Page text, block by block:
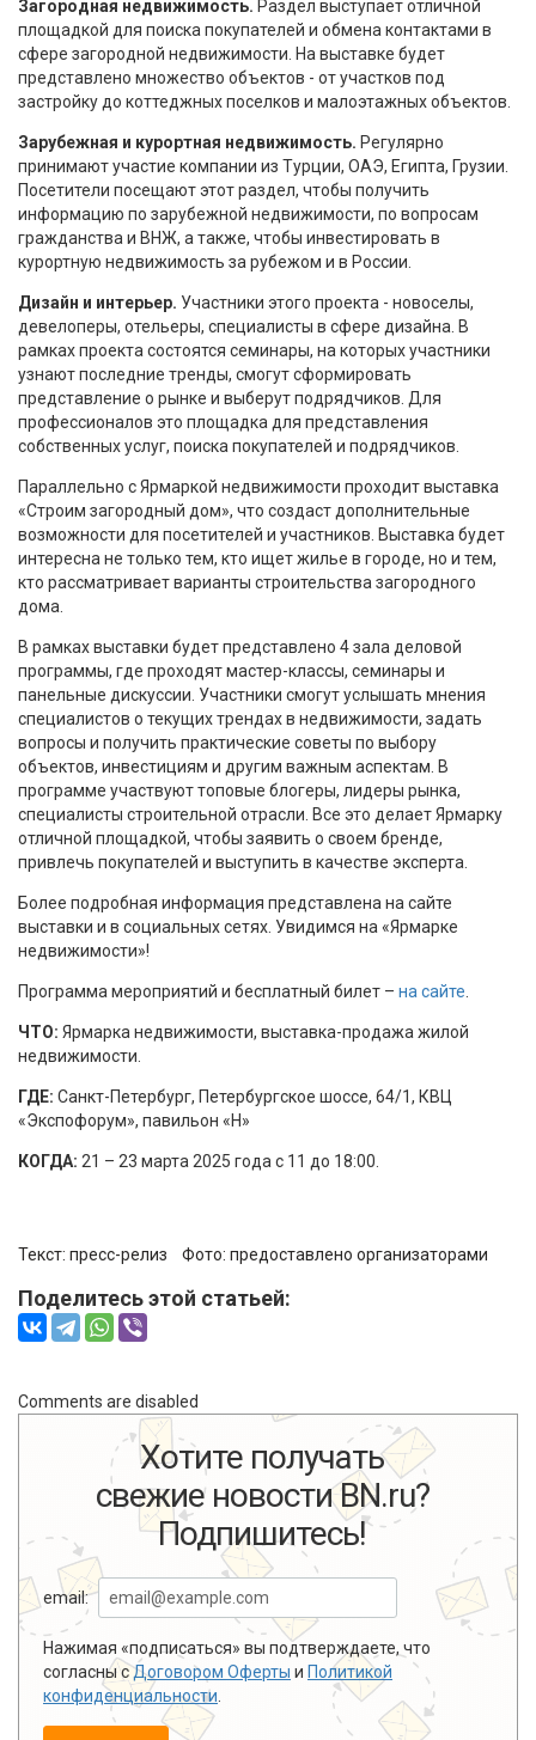
Загородная недвижимость. Раздел выступает отличной
площадкой для поиска покупателей и обмена контактами в
сфере загородной недвижимости. На выставке будет
представлено множество объектов - от участков под
застройку до коттеджных поселков и малоэтажных объектов.
Зарубежная и курортная недвижимость. Регулярно
принимают участие компании из Турции, ОАЭ, Египта, Грузии.
Посетители посещают этот раздел, чтобы получить
информацию по зарубежной недвижимости, по вопросам
гражданства и ВНЖ, а также, чтобы инвестировать в
курортную недвижимость за рубежом и в России.
Дизайн и интерьер. Участники этого проекта - новоселы,
девелоперы, отельеры, специалисты в сфере дизайна. В
рамках проекта состоятся семинары, на которых участники
узнают последние тренды, смогут сформировать
представление о рынке и выберут подрядчиков. Для
профессионалов это площадка для представления
собственных услуг, поиска покупателей и подрядчиков.
Параллельно с Ярмаркой недвижимости проходит выставка
«Строим загородный дом», что создаст дополнительные
возможности для посетителей и участников. Выставка будет
интересна не только тем, кто ищет жилье в городе, но и тем,
кто рассматривает варианты строительства загородного
дома.
В рамках выставки будет представлено 4 зала деловой
программы, где проходят мастер-классы, семинары и
панельные дискуссии. Участники смогут услышать мнения
специалистов о текущих трендах в недвижимости, задать
вопросы и получить практические советы по выбору
объектов, инвестициям и другим важным аспектам. В
программе участвуют топовые блогеры, лидеры рынка,
специалисты строительной отрасли. Все это делает Ярмарку
отличной площадкой, чтобы заявить о своем бренде,
привлечь покупателей и выступить в качестве эксперта.
Более подробная информация представлена на сайте
выставки и в социальных сетях. Увидимся на «Ярмарке
недвижимости»!
Программа мероприятий и бесплатный билет – на сайте
ЧТО: Ярмарка недвижимости, выставка-продажа жилой
недвижимости.
ГДЕ: Санкт-Петербург, Петербургское шоссе, 64/1, КВЦ
«Экспофорум», павильон «H»
КОГДА: 21 – 23 марта 2025 года с 11 до 18:00.
Текст: пресс-релиз Фото: предоставлено организаторами
Поделитесь этой статьей:
Comments are disabled
Хотите получать
свежие новости BN.ru?
Подпишитесь!
email:
Нажимая «подписаться» вы подтверждаете, что
согласны сДоговором Оферты и Политикой
конфиденциальности